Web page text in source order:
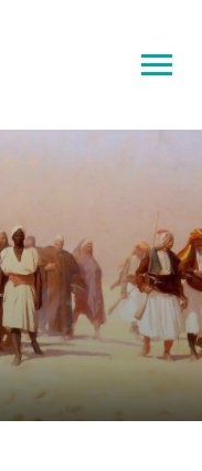
Toggle